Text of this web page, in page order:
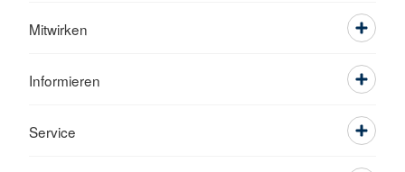
Mitwirken
Informieren
Service